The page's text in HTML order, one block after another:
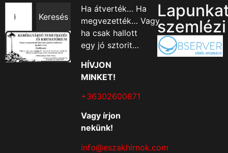
Keresés
Ha átverték… Ha
megvezették… Vagy
ha csak hallott
egy jó sztorit…
HÍVJON
MINKET!
+36302600871
Vagy írjon
nekünk!
info@eszakhirnok.com
szemlézi